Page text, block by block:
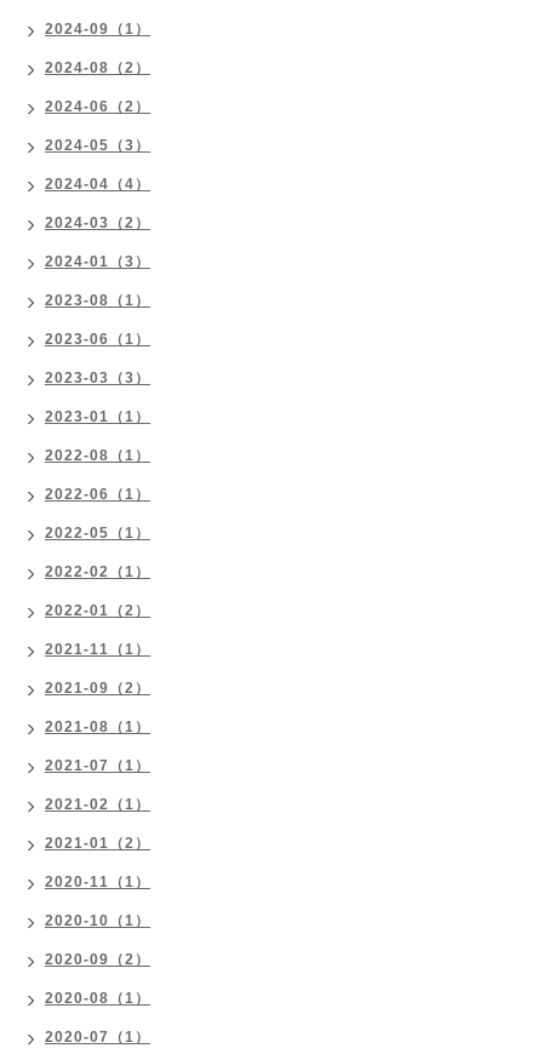
2024-09（1）
2024-08（2）
2024-06（2）
2024-05（3）
2024-04（4）
2024-03（2）
2024-01（3）
2023-08（1）
2023-06（1）
2023-03（3）
2023-01（1）
2022-08（1）
2022-06（1）
2022-05（1）
2022-02（1）
2022-01（2）
2021-11（1）
2021-09（2）
2021-08（1）
2021-07（1）
2021-02（1）
2021-01（2）
2020-11（1）
2020-10（1）
2020-09（2）
2020-08（1）
2020-07（1）